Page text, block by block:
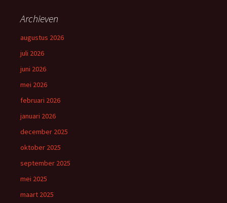
Archieven
augustus 2026
juli 2026
juni 2026
mei 2026
februari 2026
januari 2026
december 2025
oktober 2025
september 2025
mei 2025
maart 2025